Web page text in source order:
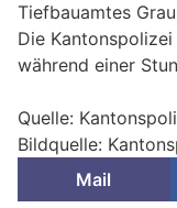
Tiefbauamtes
Die
während einer
Quelle:
Bildquelle:
Mail